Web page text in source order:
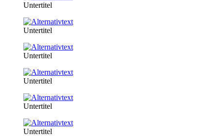
Untertitel
Untertitel
Untertitel
Untertitel
Untertitel
Untertitel